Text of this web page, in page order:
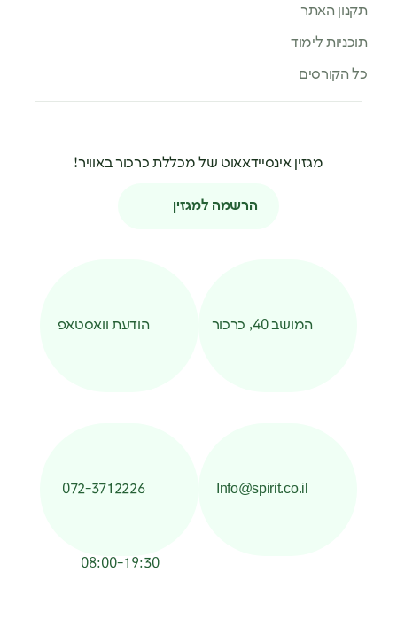
תקנון האתר
תוכניות לימוד
כל הקורסים
מגזין אינסיידאאוט של מכללת כרכור באוויר!
הרשמה למגזין
המושב 40, כרכור הודעת וואסטאפ
Info@spirit.co.il
072-3712226
08:00-19:30